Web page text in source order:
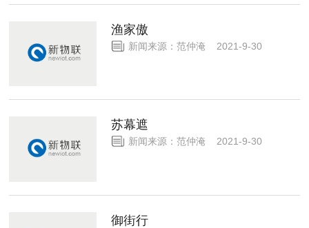
渔家傲
新闻来源：范仲淹 2021-9-30
苏幕遮
新闻来源：范仲淹 2021-9-30
御街行